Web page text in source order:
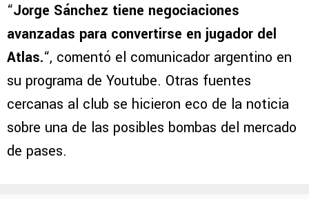
“Jorge Sánchez tiene negociaciones
avanzadas para convertirse en jugador del
Atlas.“, comentó el comunicador argentino en
su programa de Youtube. Otras fuentes
cercanas al club se hicieron eco de la noticia
sobre una de las posibles bombas del mercado
de pases.